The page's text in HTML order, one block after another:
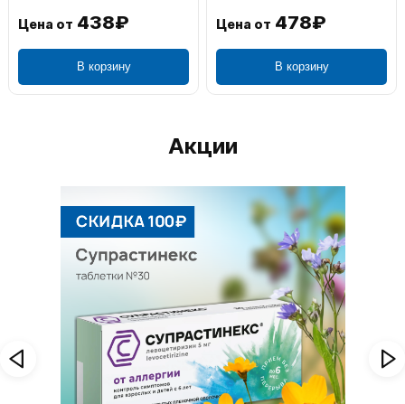
Цена от478₽
В корзину
Цена от1 106₽
В корзину
Акции